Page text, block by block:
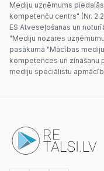
Mediju uzņēmums
kompetenču centrs" (Nr.
ES Atveseļošanas un
"Mediju nozares
pasākumā "Mācības
kompetences un zināšanu
mediju speciālistu